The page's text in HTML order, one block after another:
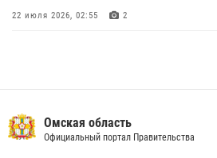
22 июля 2026, 02:55 2
Cотрудники ОМОН "Штурм" Росгвардии
пилотирования БПЛА в Омске
Омская область
Официальный портал Правительства